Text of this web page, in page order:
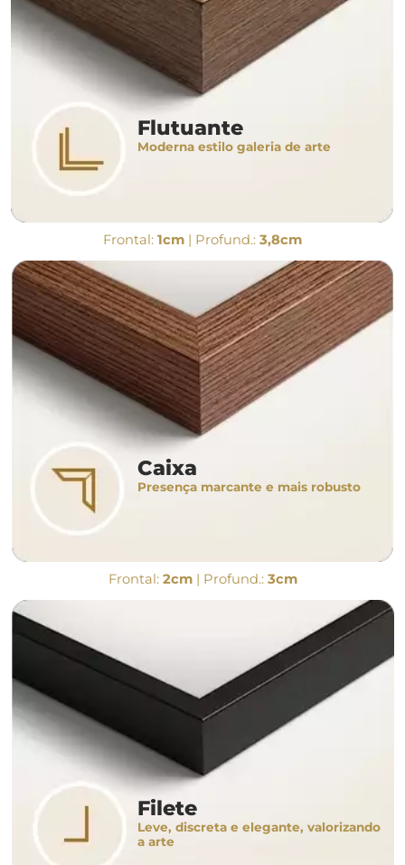
Flutuante
Moderna estilo galeria de arte
Frontal: 1cm | Profund.: 3,8cm
Caixa
Presença marcante e mais robusto
Frontal: 2cm| Profund.: 3cm
Filete
Leve, discreta e elegante, valorizando
a arte